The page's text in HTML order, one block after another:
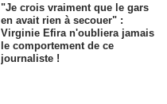
"Je crois vraiment que le gars
en avait rien à secouer" :
Virginie Efira n'oubliera jamais
le comportement de ce
journaliste !